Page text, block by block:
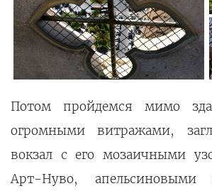
Потом пройдемся мимо
огромными витражами,
вокзал с его мозаичными
Арт-Нуво, апельсиновыми